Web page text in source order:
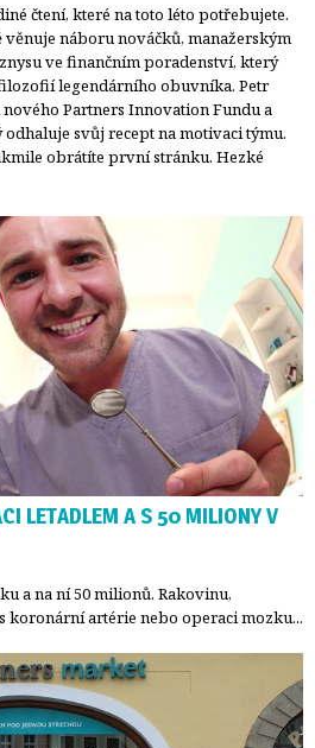
čtení, které na toto léto potřebujete.
náboru nováčků, manažerským
ve finančním poradenství, který
legendárního obuvníka. Petr
Partners Innovation Fundu a
svůj recept na motivaci týmu.
obrátíte první stránku. Hezké
LETADLEM A S 50 MILIONY V
a na ní 50 milionů. Rakovinu,
koronární artérie nebo operaci mozku...